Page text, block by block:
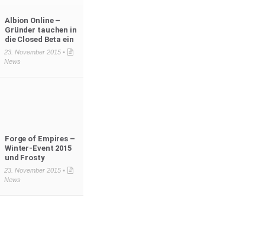
Albion Online –
Gründer tauchen in
die Closed Beta ein
23. November 2015 •
News
Forge of Empires –
Winter-Event 2015
und Frosty
23. November 2015 •
News